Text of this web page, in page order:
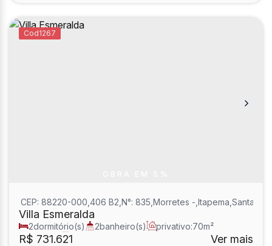
1267
Villa Esmeralda
R$ 731.621
CEP: 88220-000 406 B2 N°: 835 Morretes Itapema Santa
2dormitório(s) 2banheiro(s) privativo:70m²
1sala(s) 1 Ver mais